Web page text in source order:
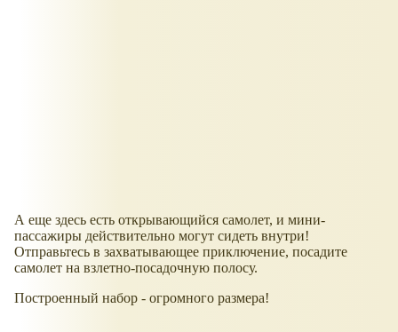
А еще здесь есть открывающийся самолет, и мини-
пассажиры действительно могут сидеть внутри!
Отправьтесь в захватывающее приключение, посадите
самолет на взлетно-посадочную полосу.
Построенный набор - огромного размера!